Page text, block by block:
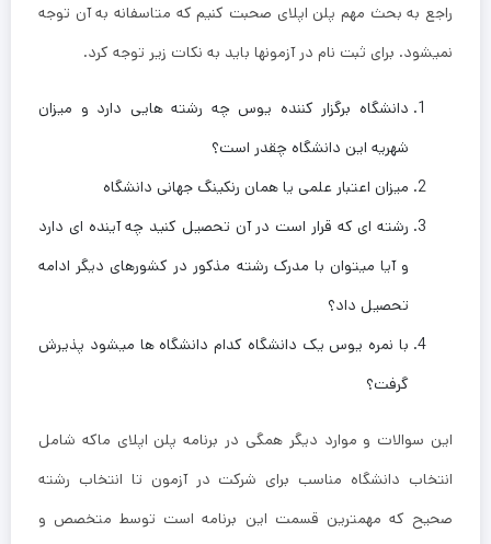
راجع به بحث مهم پلن اپلای صحبت کنیم که متاسفانه به آن توجه
نمیشود. برای ثبت نام در آزمونها باید به نکات زیر توجه کرد.
دانشگاه برگزار کننده یوس چه رشته هایی دارد و میزان
شهریه این دانشگاه چقدر است؟
میزان اعتبار علمی یا همان رنکینگ جهانی دانشگاه
رشته ای که قرار است در آن تحصیل کنید چه آینده ای دارد
و آیا میتوان با مدرک رشته مذکور در کشورهای دیگر ادامه
تحصیل داد؟
با نمره یوس یک دانشگاه کدام دانشگاه ها میشود پذیرش
گرفت؟
این سوالات و موارد دیگر همگی در برنامه پلن اپلای ماکه شامل
انتخاب دانشگاه مناسب برای شرکت در آزمون تا انتخاب رشته
صحیح که مهمترین قسمت این برنامه است توسط متخصص و